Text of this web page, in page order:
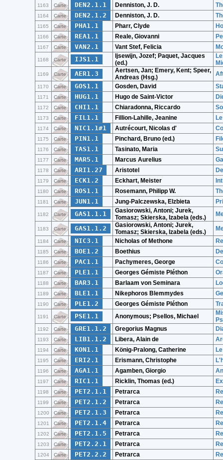
1163 Carte DEN2.1.1 Denniston, J. D.
1164 Carte DEN2.1.2 Denniston, J. D.
1165 Carte PHA1.1 Pharr, Clyde
1166 Carte REA1.1 Reale, Giovanni
1167 Carte VAN2.1 Vant Stef, Felicia
1168 Carte IJS1.1
Ijsewijn, Jozef; Paquet, Jacques
(ed.)
1169 Carte AER1.3
Aertsen, Jan; Emery, Kent; Speer,
Andreas (Hsg.)
1170 Carte GOS1.1 Gosden, David
1171 Carte HUG1.1 Hugo de Saint-Victor
1172 Carte CHI1.1 Chiaradonna, Riccardo
1173 Carte FIL1.1 Fillion-Lahille, Jeanine
1174 Carte NIC1.1#1 Autrécourt, Nicolas d'
1175 Carte PIN1.1 Pinchard, Bruno (ed.)
1176 Carte TAS1.1 Tasinato, Maria
1177 Carte MAR5.1 Marcus Aurelius
1178 Carte ARI1.27 Aristotel
1179 Carte ECK1.2 Eckhart, Meister
1180 Carte ROS1.1 Rosemann, Philipp W.
1181 Carte JUN1.1 Jung-Palczewska, Elzbieta
1182 Carte GAS1.1.1
Gasiorowski, Antoni; Jurek,
Tomasz; Skierska, Izabela (eds.)
1183 Carte GAS1.1.2
Gasiorowski, Antoni; Jurek,
Tomasz; Skierska, Izabela (eds.)
1184 Carte NIC3.1 Nicholas of Methone
1185 Carte BOE1.2 Boethius
1186 Carte PAC1.1 Pachymeres, George
1187 Carte PLE1.1 Georges Gémiste Pléthon
1188 Carte BAR3.1 Barlaam von Seminara
1189 Carte BLE1.1 Nikephoros Blemmydes
1190 Carte PLE1.2 Georges Gémiste Pléthon
1191 Carte PSE1.1 Anonymous; Psellos, Michael
1192 Carte GRE1.1.2 Gregorius Magnus
1193 Carte LIB1.1.2 Libera, Alain de
1194 Carte KON1.1 König-Pralong, Catherine
1195 Carte ERI2.1 Erismann, Christophe
1196 Carte AGA1.1 Agamben, Giorgio
1197 Carte RIC1.1 Ricklin, Thomas (ed.)
1198 Carte PET2.1.1 Petrarca
1199 Carte PET2.1.2 Petrarca
1200 Carte PET2.1.3 Petrarca
1201 Carte PET2.1.4 Petrarca
1202 Carte PET2.1.5 Petrarca
1203 Carte PET2.2.1 Petrarca
1204 Carte PET2.2.2 Petrarca